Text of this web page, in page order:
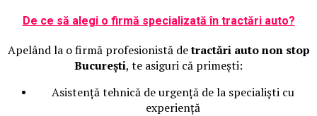
De ce să alegi o firmă specializată în tractări auto?
Apelând la o firmă profesionistă detractări auto non stop
București, te asiguri că primești:
Asistență tehnică de urgență de la specialiști cu
experiență